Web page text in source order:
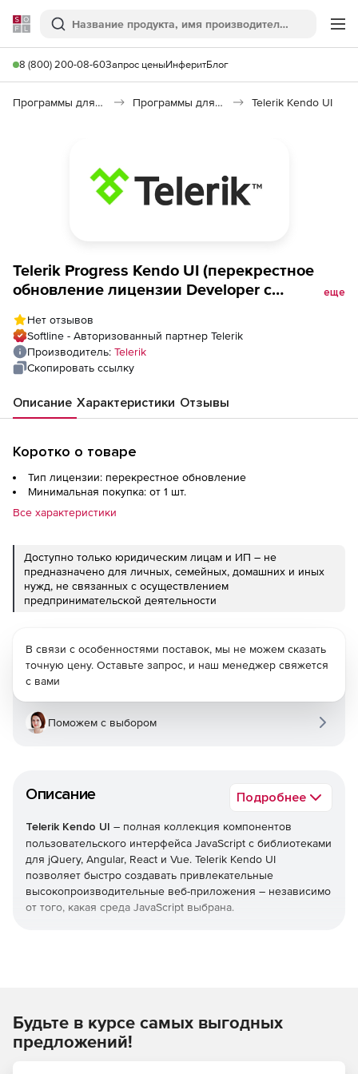
Softline
Поиск
8 (800) 200-08-60Запрос ценыИнферитБлог
Программы для программирования Программы для разработки ПО Telerik Kendo UI
Telerik Progress Kendo UI (перекрестное
обновление лицензии Developer с
License - Lite Support to Progress DevCraft
Complete + PHP &amp; JSP Standard
Upgrade
еще
Нет отзывов
Softline - Авторизованный партнер Telerik
Производитель: Telerik
Скопировать ссылку
Описание Характеристики Отзывы
Коротко о товаре
Тип лицензии: перекрестное обновление
Минимальная покупка: от 1 шт.
Все характеристики
Доступно только юридическим лицам и ИП – не
предназначено для личных, семейных, домашних и иных
нужд, не связанных с осуществлением
предпринимательской деятельности
Описание Подробнее
Telerik Kendo UI – полная коллекция компонентов
пользовательского интерфейса JavaScript с библиотеками
для jQuery, Angular, React и Vue. Telerik Kendo UI
позволяет быстро создавать привлекательные
высокопроизводительные веб-приложения – независимо
от того, какая среда JavaScript выбрана.
обширной библиотеки при запуске нового
дизайна. Kendo UI позволяет экономить время,
интегрируя компоненты для обработки всех ключевых
В связи с особенностями поставок, мы не можем сказать
точную цену. Оставьте запрос, и наш менеджер свяжется
с вами
Поможем с выбором
Будьте в курсе самых выгодных
предложений!